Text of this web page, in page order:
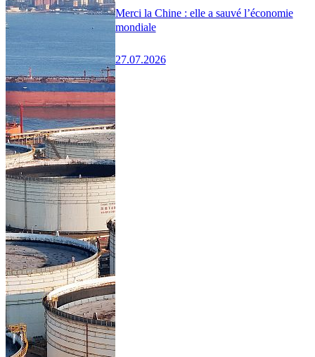
Merci la Chine : elle a sauvé l’économie
mondiale
27.07.2026